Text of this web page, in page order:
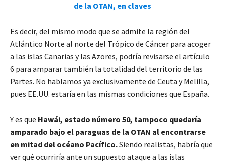
de la OTAN, en claves
Es decir, del mismo modo que se admite la región del
Atlántico Norte al norte del Trópico de Cáncer para acoger
a las islas Canarias y las Azores, podría revisarse el artículo
6 para amparar también la totalidad del territorio de las
Partes. No hablamos ya exclusivamente de Ceuta y Melilla,
pues EE.UU. estaría en las mismas condiciones que España.
Y es que Hawái, estado número 50, tampoco quedaría
amparado bajo el paraguas de la OTAN al encontrarse
en mitad del océano Pacífico.Siendo realistas, habría que
ver qué ocurriría ante un supuesto ataque a las islas